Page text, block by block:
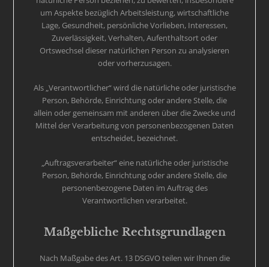
um Aspekte bezüglich Arbeitsleistung, wirtschaftliche
Lage, Gesundheit, persönliche Vorlieben, Interessen,
Zuverlässigkeit, Verhalten, Aufenthaltsort oder
Ortswechsel dieser natürlichen Person zu analysieren
oder vorherzusagen.
Als „Verantwortlicher“ wird die natürliche oder juristische
Person, Behörde, Einrichtung oder andere Stelle, die
allein oder gemeinsam mit anderen über die Zwecke und
Mittel der Verarbeitung von personenbezogenen Daten
entscheidet, bezeichnet.
„Auftragsverarbeiter“ eine natürliche oder juristische
Person, Behörde, Einrichtung oder andere Stelle, die
personenbezogene Daten im Auftrag des
Verantwortlichen verarbeitet.
Maßgebliche Rechtsgrundlagen
Nach Maßgabe des Art. 13 DSGVO teilen wir Ihnen die